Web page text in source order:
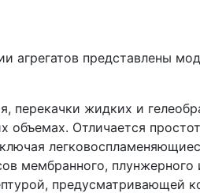
агрегатов представлены
перекачки жидких и
Отличается
мембранного,